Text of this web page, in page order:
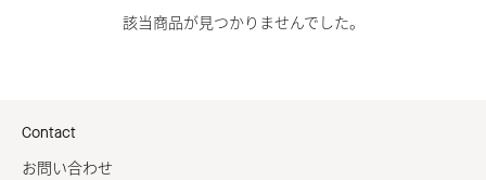
該当商品が見つかりませんでした。
Contact
お問い合わせ